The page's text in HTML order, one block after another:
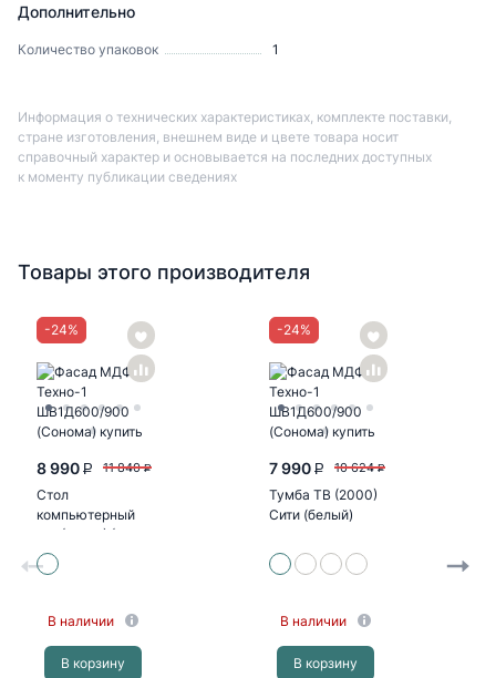
Дополнительно
Количество упаковок 1
Информация о технических характеристиках, комплекте поставки,
стране изготовления, внешнем виде и цвете товара носит
справочный характер и основывается на последних доступных
к моменту публикации сведениях
Товары этого производителя
-24%
8 990 P 11 840 P
Стол
компьютерный
№1 (УПКФ) (Дуб
беленый, венге
ФВ)
В наличии
В корзину
-24%
7 990 P 10 624 P
Тумба ТВ (2000)
Сити (белый)
В наличии
В корзину